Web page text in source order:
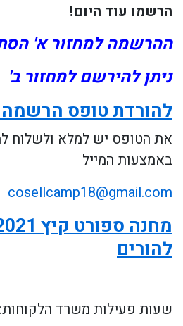
הרשמו עוד היום!
ההרשמה למחזור א'
ניתן להירשם למחזור ב'
להורדת טופס הרשמה
את הטופס יש למלא ולשלוח
באמצעות המייל
cosellcamp18@gmail.com
להורים
שעות פעילות משרד הלקוחות: